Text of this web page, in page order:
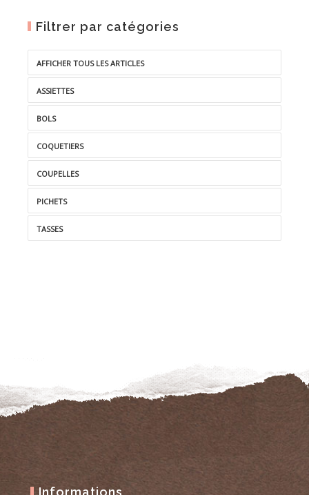
Filtrer par catégories
AFFICHER TOUS LES ARTICLES
ASSIETTES
BOLS
COQUETIERS
COUPELLES
PICHETS
TASSES
Informations